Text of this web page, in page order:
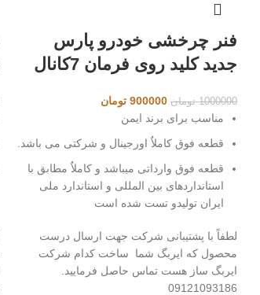
فنر چرخشی خودرو پارس
جدید کلید روی فرمان 7کانال
1000000 تومان قیمت
اصلی
بود.
900000 تومان
است.
مناسب برای برند ایمن
قطعه فوق کاملاٌ اورجینال و شرکتی می باشد.
قطعه فوق وارداتی میباشد و کاملاٌ مطابق با
استانداردهای بین المللی و استاندارد ملی
ایران تولیدو تست شده است
لطفاً با پشتیبانی شرکت جهت ارسال درست
محصول که ایربگ شما ساخت کدام شرکت
ایربگ ساز هست تماس حاصل فرمایید.
09121093186